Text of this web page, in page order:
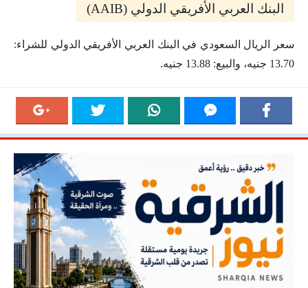
البنك العربي الأفريقي الدولي (AAIB)
سعر الريال السعودي في البنك العربي الأفريقي الدولي للشراء:
13.70 جنيه، والبيع: 13.88 جنيه.